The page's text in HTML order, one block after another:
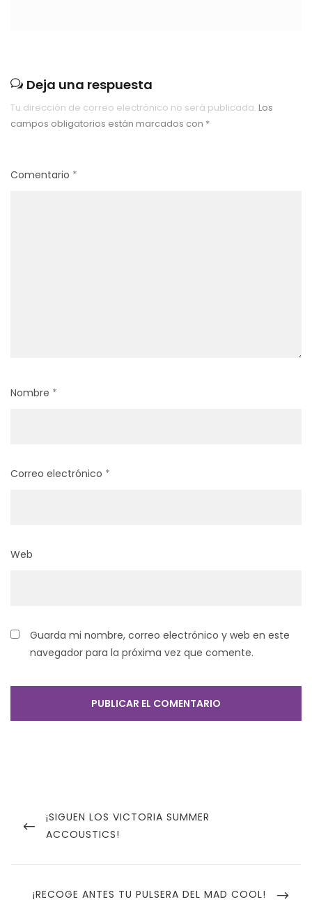
Deja una respuesta
Tu dirección de correo electrónico no será publicada. Los
campos obligatorios están marcados con *
Comentario *
Nombre *
Correo electrónico *
Web
Guarda mi nombre, correo electrónico y web en este
navegador para la próxima vez que comente.
de
entradas
PREVIOUS
POST
¡SIGUEN LOS VICTORIA SUMMER
ACCOUSTICS!
NEXT
¡RECOGE ANTES TU PULSERA DEL MAD COOL!